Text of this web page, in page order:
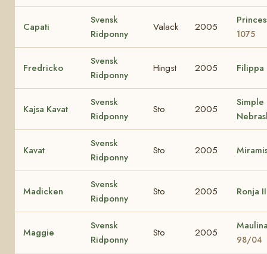
Capati
Svensk
Ridponny
Valack 2005
1075
Fredricko
Svensk
Ridponny
Hingst 2005 Filippa
Kajsa Kavat
Svensk
Ridponny
Sto 2005
Simple
Kavat
Svensk
Ridponny
Sto 2005
Madicken
Svensk
Ridponny
Sto 2005 Ronja II
Maggie
Svensk
Ridponny
Sto 2005
98/04